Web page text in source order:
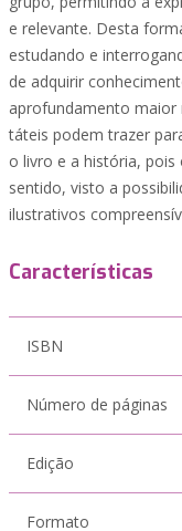
e relevante. Desta
estudando e
de adquirir
aprofundamento maior
táteis podem trazer
o livro e a história,
sentido, visto a
ilustrativos
Características
ISBN
Número de páginas
Edição
Formato